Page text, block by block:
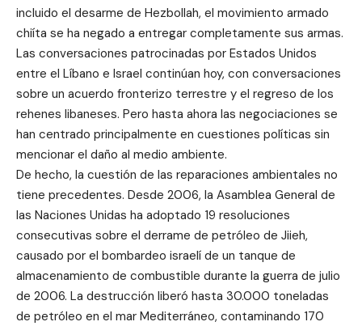
incluido el desarme de Hezbollah, el movimiento armado
chiíta se ha negado a entregar completamente sus armas.
Las conversaciones patrocinadas por Estados Unidos
entre el Líbano e Israel continúan hoy, con conversaciones
sobre un acuerdo fronterizo terrestre y el regreso de los
rehenes libaneses. Pero hasta ahora las negociaciones se
han centrado principalmente en cuestiones políticas sin
mencionar el daño al medio ambiente.
De hecho, la cuestión de las reparaciones ambientales no
tiene precedentes. Desde 2006, la Asamblea General de
las Naciones Unidas ha adoptado 19 resoluciones
consecutivas sobre el derrame de petróleo de Jiieh,
causado por el bombardeo israelí de un tanque de
almacenamiento de combustible durante la guerra de julio
de 2006. La destrucción liberó hasta 30.000 toneladas
de petróleo en el mar Mediterráneo, contaminando 170